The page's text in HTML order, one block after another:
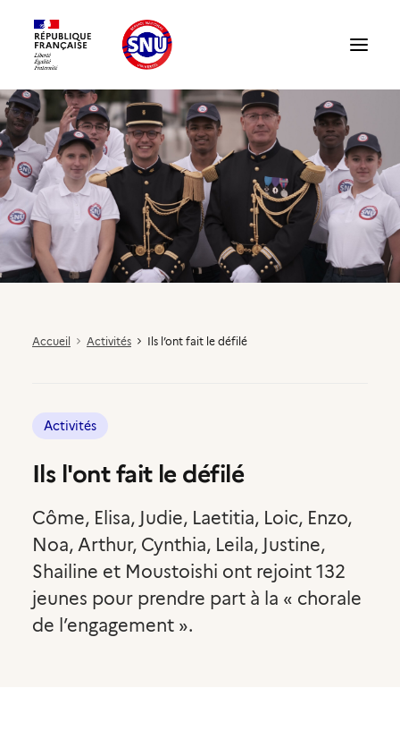
Présentation du SNU
Témoignages
Structures : accueillir un volontaire
Accueil Activités Ils l’ont fait le défilé
Activités
Ils l'ont fait le défilé
Côme, Elisa, Judie, Laetitia, Loic, Enzo,
Noa, Arthur, Cynthia, Leila, Justine,
Shailine et Moustoishi ont rejoint 132
jeunes pour prendre part à la « chorale
de l’engagement ».